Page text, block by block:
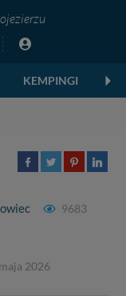
KEMPINGI
9683
2026